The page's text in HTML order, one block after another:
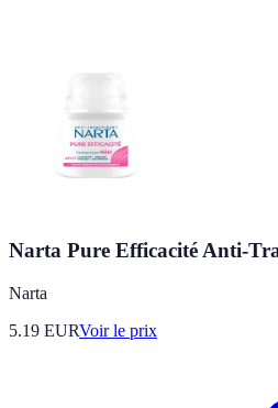
Narta Pure Efficacité Anti-
Narta
5.19 EURVoir le prix